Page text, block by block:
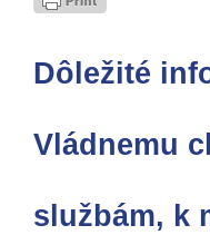
Dôležité
Vládnemu
službám, k